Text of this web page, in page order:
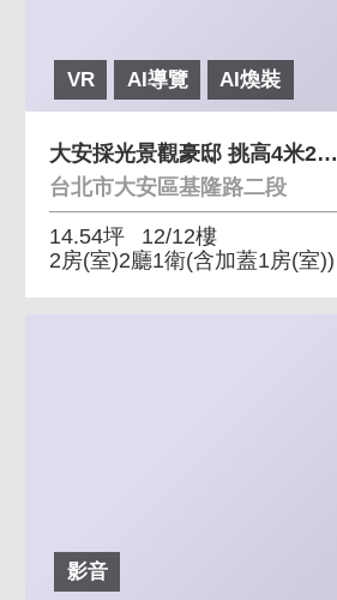
VR AI導覽 AI煥裝
大安採光景觀豪邸 挑高4米2、SRC鋼骨結構
台北市大安區基隆路二段
14.54坪
12/12樓
2房(室)2廳1衛(含加蓋1房(室))
影音